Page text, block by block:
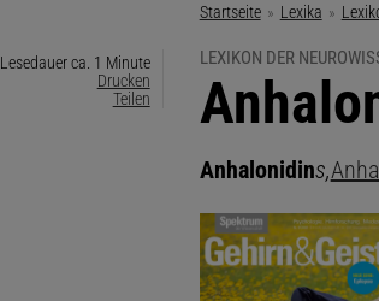
Startseite Lexika
Lesedauer ca. 1 Minute
Drucken
Teilen
LEXIKON DER
:
Anhalonidins,